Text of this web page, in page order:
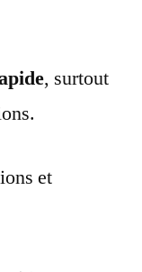
, surtout
et